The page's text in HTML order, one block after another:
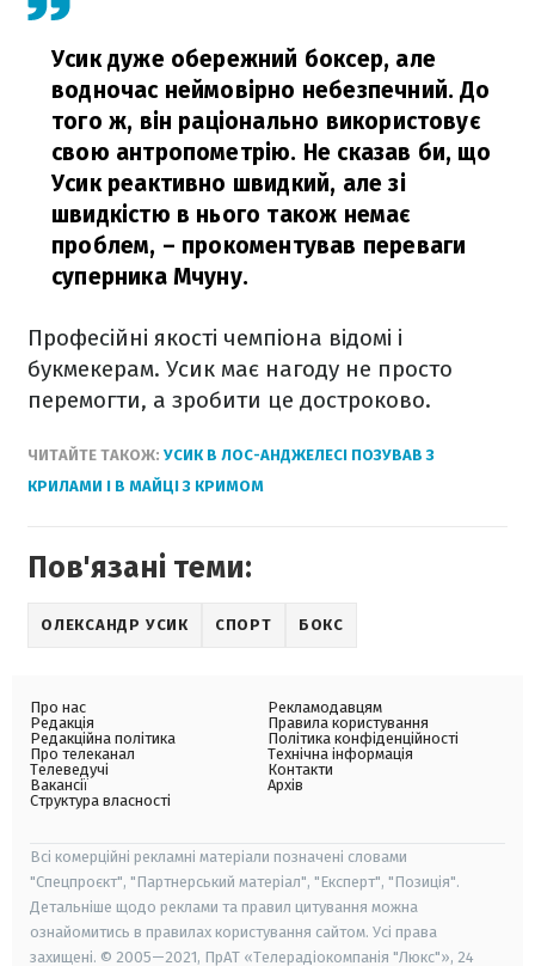
Усик дуже обережний боксер, але
водночас неймовірно небезпечний. До
того ж, він раціонально використовує
свою антропометрію. Не сказав би, що
Усик реактивно швидкий, але зі
швидкістю в нього також немає
проблем, – прокоментував переваги
суперника Мчуну.
Професійні якості чемпіона відомі і
букмекерам. Усик має нагоду не просто
перемогти, а зробити це достроково.
ЧИТАЙТЕ ТАКОЖ: УСИК В ЛОС-АНДЖЕЛЕСІ ПОЗУВАВ З
КРИЛАМИ І В МАЙЦІ З КРИМОМ
Пов'язані теми:
ОЛЕКСАНДР УСИК СПОРТ БОКС
Про нас
Редакція
Редакційна політика
Про телеканал
Телеведучі
Вакансії
Структура власності
Рекламодавцям
Правила користування
Політика конфіденційності
Технічна інформація
Контакти
Архів
Всі комерційні рекламні матеріали позначені словами
"Спецпроєкт", "Партнерський матеріал", "Експерт", "Позиція".
Детальніше щодо реклами та правил цитування можна
ознайомитись в правилах користування сайтом. Усі права
захищені. © 2005—2021, ПрАТ «Телерадіокомпанія "Люкс"», 24